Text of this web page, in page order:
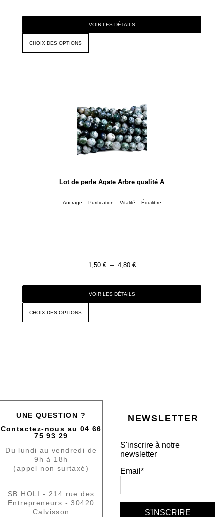
VOIR LES DÉTAILS
CHOIX DES OPTIONS
Lot de perle Agate Arbre qualité A
Ancrage – Purification – Vitalité – Équilibre
1,50 € – 4,80 €
VOIR LES DÉTAILS
CHOIX DES OPTIONS
UNE QUESTION ?
Contactez-nous au 04 66
75 93 29
Du lundi au vendredi de
9h à 18h
(appel non surtaxé)
SB HOLI - 214 rue des
Entrepreneurs - 30420
Calvisson
NEWSLETTER
S'inscrire à notre
newsletter
Email*